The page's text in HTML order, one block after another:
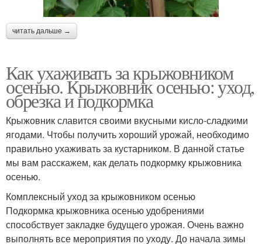
читать дальше →
Как ухаживать за крыжовником
осенью. Крыжовник осенью: уход,
обрезка и подкормка
Крыжовник славится своими вкусными кисло-сладкими
ягодами. Чтобы получить хороший урожай, необходимо
правильно ухаживать за кустарником. В данной статье
мы вам расскажем, как делать подкормку крыжовника
осенью.
Комплексный уход за крыжовником осенью
Подкормка крыжовника осенью удобрениями
способствует закладке будущего урожая. Очень важно
выполнять все мероприятия по уходу. До начала зимы